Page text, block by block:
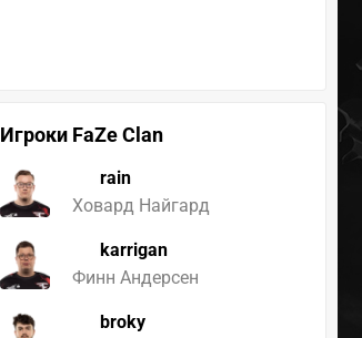
Игроки FaZe Clan
rain
Ховард Найгард
karrigan
Финн Андерсен
broky